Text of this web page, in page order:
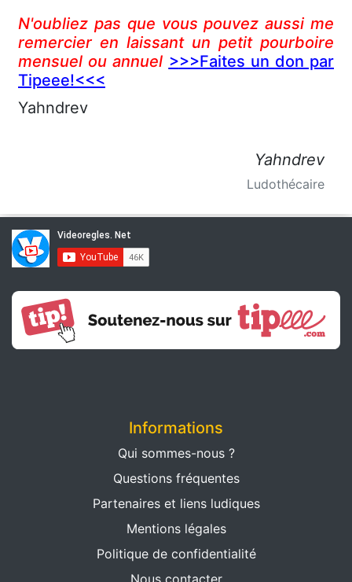
N'oubliez pas que vous pouvez aussi me
remercier en laissant un petit pourboire
mensuel ou annuel >>>Faites un don par
Tipeee!<<<
Yahndrev
Yahndrev
Ludothécaire
Informations
Qui sommes-nous ?
Questions fréquentes
Partenaires et liens ludiques
Mentions légales
Politique de confidentialité
Nous contacter